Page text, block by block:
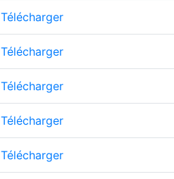
Télécharger
Télécharger
Télécharger
Télécharger
Télécharger